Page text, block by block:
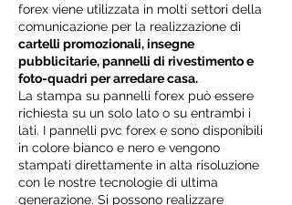
forex viene utilizzata in molti settori della
comunicazione per la realizzazione di
cartelli promozionali, insegne
pubblicitarie, pannelli di rivestimento e
foto-quadri per arredare casa.
La stampa su pannelli forex può essere
richiesta su un solo lato o su entrambi i
lati. I pannelli pvc forex e sono disponibili
in colore bianco e nero e vengono
stampati direttamente in alta risoluzione
con le nostre tecnologie di ultima
generazione. Si possono realizzare